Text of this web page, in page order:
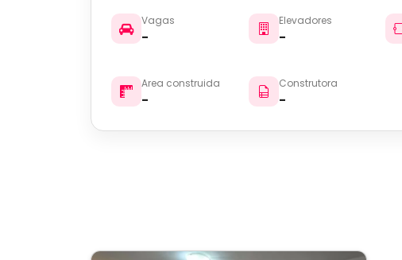
Vagas
-
Elevadores
-
Area construida
-
Construtora
-